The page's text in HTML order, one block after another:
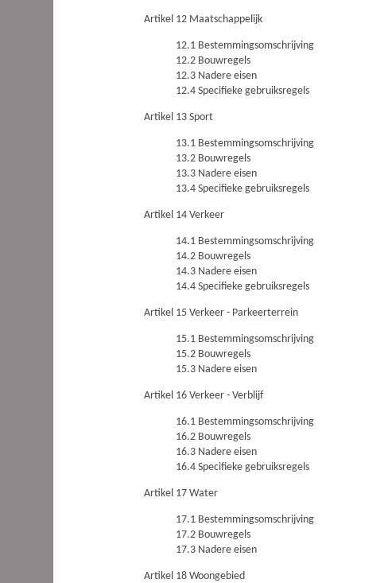
Artikel 12 Maatschappelijk
12.1 Bestemmingsomschrijving
12.2 Bouwregels
12.3 Nadere eisen
12.4 Specifieke gebruiksregels
Artikel 13 Sport
13.1 Bestemmingsomschrijving
13.2 Bouwregels
13.3 Nadere eisen
13.4 Specifieke gebruiksregels
Artikel 14 Verkeer
14.1 Bestemmingsomschrijving
14.2 Bouwregels
14.3 Nadere eisen
14.4 Specifieke gebruiksregels
Artikel 15 Verkeer - Parkeerterrein
15.1 Bestemmingsomschrijving
15.2 Bouwregels
15.3 Nadere eisen
Artikel 16 Verkeer - Verblijf
16.1 Bestemmingsomschrijving
16.2 Bouwregels
16.3 Nadere eisen
16.4 Specifieke gebruiksregels
Artikel 17 Water
17.1 Bestemmingsomschrijving
17.2 Bouwregels
17.3 Nadere eisen
Artikel 18 Woongebied